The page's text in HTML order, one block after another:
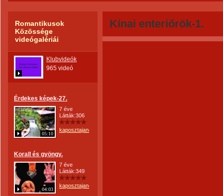
Romantikusok
Közössége
videógalériái
Klubvideók
965 videó
Érdekes képek-27.
05:10
7 éve
Látták:306
kaposztajanos
Korall és gyöngy.
04:03
7 éve
Látták:349
kaposztajanos
Kínai enteriőrök-1.